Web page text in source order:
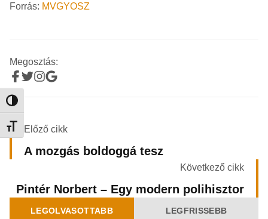
Nagy kontraszt váltása
Betűméret váltása
Forrás: MVGYOSZ
Megosztás:
Előző cikk
A mozgás boldoggá tesz
Következő cikk
Pintér Norbert – Egy modern polihisztor
LEGOLVASOTTABB LEGFRISSEBB